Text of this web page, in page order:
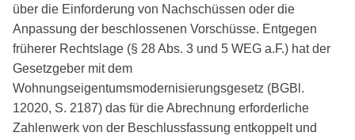
über die Einforderung von Nachschüssen oder die
Anpassung der beschlossenen Vorschüsse. Entgegen
früherer Rechtslage (§ 28 Abs. 3 und 5 WEG a.F.) hat der
Gesetzgeber mit dem
Wohnungseigentumsmodernisierungsgesetz (BGBl.
12020, S. 2187) das für die Abrechnung erforderliche
Zahlenwerk von der Beschlussfassung entkoppelt und